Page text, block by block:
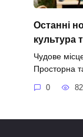
Останні
культура
Чудове
Просторна
0 82